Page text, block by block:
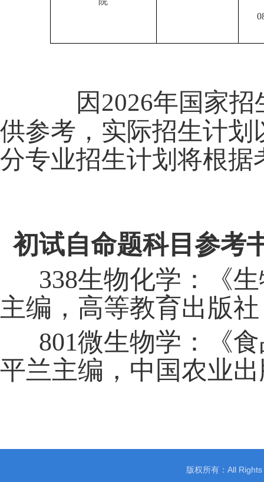
因2026年国家招
供参考，实际招生计
分专业招生计划将根
初试自命题科目参考
338生物化学：《
主编，高等教育出版
801微生物学：《
平兰主编，中国农业
版权所有：All